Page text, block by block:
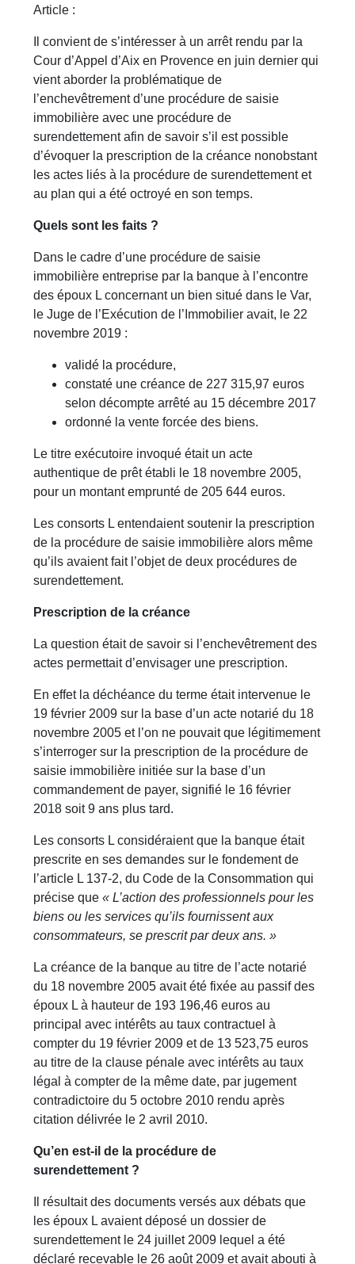
Article :
Il convient de s’intéresser à un arrêt rendu par la
Cour d’Appel d’Aix en Provence en juin dernier qui
vient aborder la problématique de
l’enchevêtrement d’une procédure de saisie
immobilière avec une procédure de
surendettement afin de savoir s’il est possible
d’évoquer la prescription de la créance nonobstant
les actes liés à la procédure de surendettement et
au plan qui a été octroyé en son temps.
Quels sont les faits ?
Dans le cadre d’une procédure de saisie
immobilière entreprise par la banque à l’encontre
des époux L concernant un bien situé dans le Var,
le Juge de l’Exécution de l’Immobilier avait, le 22
novembre 2019 :
validé la procédure,
constaté une créance de 227 315,97 euros
selon décompte arrêté au 15 décembre 2017
ordonné la vente forcée des biens.
Le titre exécutoire invoqué était un acte
authentique de prêt établi le 18 novembre 2005,
pour un montant emprunté de 205 644 euros.
Les consorts L entendaient soutenir la prescription
de la procédure de saisie immobilière alors même
qu’ils avaient fait l’objet de deux procédures de
surendettement.
Prescription de la créance
La question était de savoir si l’enchevêtrement des
actes permettait d’envisager une prescription.
En effet la déchéance du terme était intervenue le
19 février 2009 sur la base d’un acte notarié du 18
novembre 2005 et l’on ne pouvait que légitimement
s’interroger sur la prescription de la procédure de
saisie immobilière initiée sur la base d’un
commandement de payer, signifié le 16 février
2018 soit 9 ans plus tard.
Les consorts L considéraient que la banque était
prescrite en ses demandes sur le fondement de
l’article L 137-2, du Code de la Consommation qui
précise que« L’action des professionnels pour les
biens ou les services qu’ils fournissent aux
consommateurs, se prescrit par deux ans. »
La créance de la banque au titre de l’acte notarié
du 18 novembre 2005 avait été fixée au passif des
époux L à hauteur de 193 196,46 euros au
principal avec intérêts au taux contractuel à
compter du 19 février 2009 et de 13 523,75 euros
au titre de la clause pénale avec intérêts au taux
légal à compter de la même date, par jugement
contradictoire du 5 octobre 2010 rendu après
citation délivrée le 2 avril 2010.
Qu’en est-il de la procédure de
surendettement ?
Il résultait des documents versés aux débats que
les époux L avaient déposé un dossier de
surendettement le 24 juillet 2009 lequel a été
déclaré recevable le 26 août 2009 et avait abouti à